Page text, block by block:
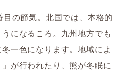
目の節気。北国では、本格的
になるころ。九州地方でも
一色になります。地域によ
が行われたり、熊が冬眠に